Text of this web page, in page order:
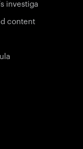
investiga
content